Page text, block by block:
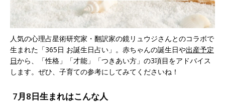
人気の心理占星術研究家・翻訳家の鏡リュウジさんとのコラボで
生まれた「365日 お誕生日占い」。赤ちゃんの誕生日や出産予定
日から、「性格」「才能」「つきあい方」の3項目をアドバイス
します。ぜひ、子育ての参考にしてみてくださいね！
7月8日生まれはこんな人